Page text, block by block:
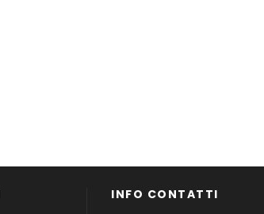
INFO CONTATTI